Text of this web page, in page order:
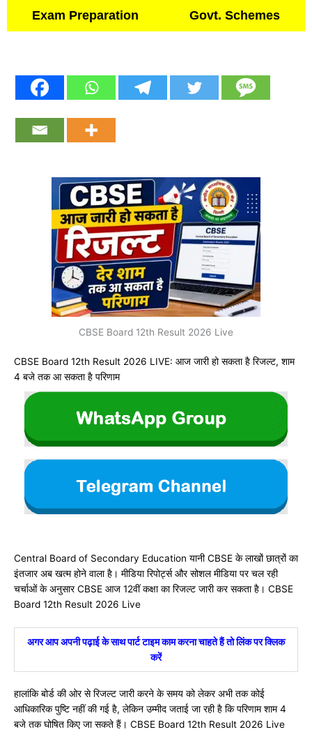
Exam Preparation Govt. Schemes
CBSE Board 12th Result 2026 Live
CBSE Board 12th Result 2026 LIVE: आज जारी हो सकता है रिजल्ट, शाम
4 बजे तक आ सकता है परिणाम
Central Board of Secondary Education यानी CBSE के लाखों छात्रों का
इंतजार अब खत्म होने वाला है। मीडिया रिपोर्ट्स और सोशल मीडिया पर चल रही
चर्चाओं के अनुसार CBSE आज 12वीं कक्षा का रिजल्ट जारी कर सकता है। CBSE
Board 12th Result 2026 Live
अगर आप अपनी पढ़ाई के साथ पार्ट टाइम काम करना चाहते हैं तो लिंक पर क्लिक
करें
हालांकि बोर्ड की ओर से रिजल्ट जारी करने के समय को लेकर अभी तक कोई
आधिकारिक पुष्टि नहीं की गई है, लेकिन उम्मीद जताई जा रही है कि परिणाम शाम 4
बजे तक घोषित किए जा सकते हैं। CBSE Board 12th Result 2026 Live